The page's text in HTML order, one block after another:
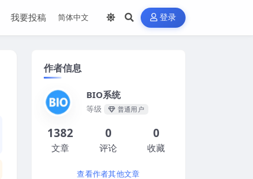
我要投稿 登录
作者信息
BIO系统
等级 普通用户
1382
文章
0
评论
0
收藏
查看作者其他文章